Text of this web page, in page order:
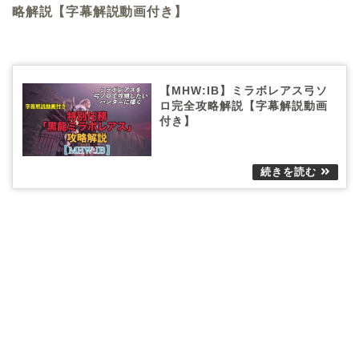
略解説【字幕解説動画付き】
【MHW:IB】ミラボレアス弓ソ
ロ完全攻略解説【字幕解説動画
付き】